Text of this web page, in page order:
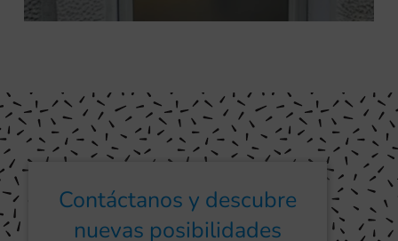
Contáctanos y descubre
nuevas posibilidades